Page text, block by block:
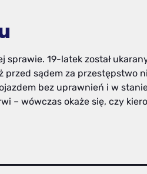
19-latek został
przed sądem za przestępstwo
bez uprawnień i w
– wówczas okaże się, czy